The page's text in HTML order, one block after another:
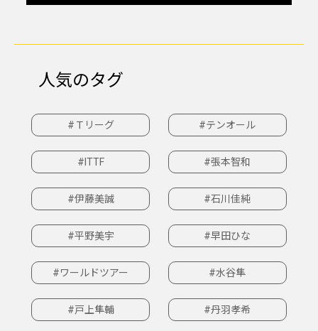
人気のタグ
#Ｔリーグ #テンオール
#ITTF #張本智和
#伊藤美誠 #石川佳純
#平野美宇 #早田ひな
#ワールドツアー #水谷隼
#戸上隼輔 #丹羽孝希